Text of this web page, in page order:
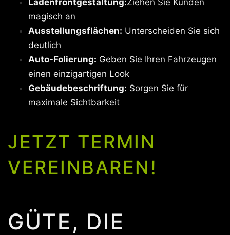
magisch an
Ausstellungsflächen: Unterscheiden Sie sich
deutlich
Auto-Folierung: Geben Sie Ihren Fahrzeugen
einen einzigartigen Look
Gebäudebeschriftung: Sorgen Sie für
maximale Sichtbarkeit
JETZT TERMIN
VEREINBAREN!
GÜTE, DIE